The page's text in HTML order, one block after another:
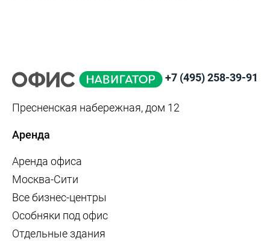
+7 (495) 258-39-91
Пресненская набережная, дом 12
Аренда
Аренда офиса
Москва-Сити
Все бизнес-центры
Особняки под офис
Отдельные здания